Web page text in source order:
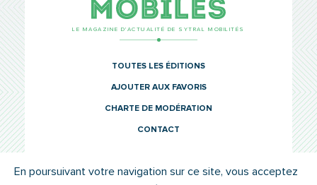
LE MAGAZINE D’ACTUALITÉ DE SYTRAL MOBILITÉS
TOUTES LES ÉDITIONS
AJOUTER AUX FAVORIS
CHARTE DE MODÉRATION
CONTACT
En poursuivant votre navigation sur ce site, vous acceptez